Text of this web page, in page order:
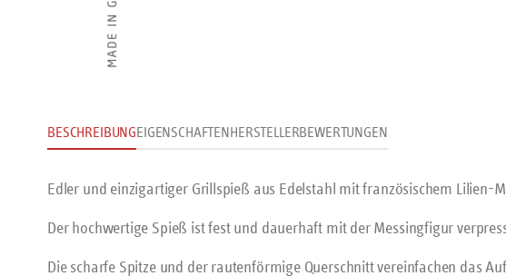
BESCHREIBUNGEIGENSCHAFTENHERSTELLERBEWERTUNGEN
Edler und einzigartiger Grillspieß aus Edelstahl mit französischem Lilien-
Der hochwertige Spieß ist fest und dauerhaft mit der Messingfigur
Die scharfe Spitze und der rautenförmige Querschnitt vereinfachen das